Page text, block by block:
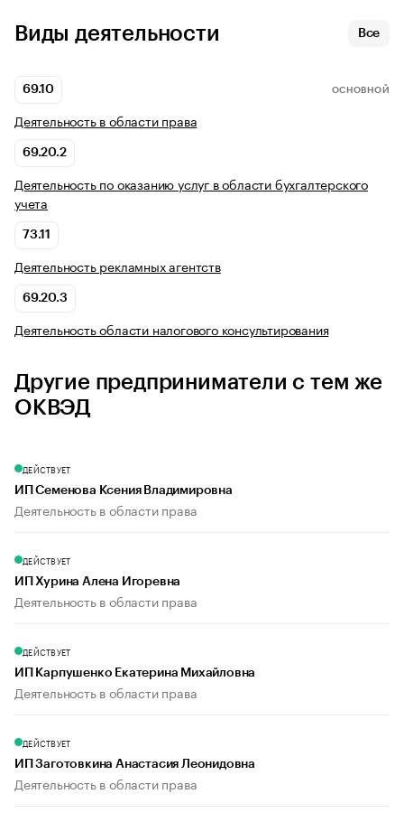
Виды деятельности Все
69.10 ОСНОВНОЙ
Деятельность в области права
69.20.2
Деятельность по оказанию услуг в области бухгалтерского
учета
73.11
Деятельность рекламных агентств
69.20.3
Деятельность области налогового консультирования
Другие предприниматели с тем же
ОКВЭД
ДЕЙСТВУЕТ
ИП Семенова Ксения Владимировна
Деятельность в области права
ДЕЙСТВУЕТ
ИП Хурина Алена Игоревна
Деятельность в области права
ДЕЙСТВУЕТ
ИП Карпушенко Екатерина Михайловна
Деятельность в области права
ДЕЙСТВУЕТ
ИП Заготовкина Анастасия Леонидовна
Деятельность в области права